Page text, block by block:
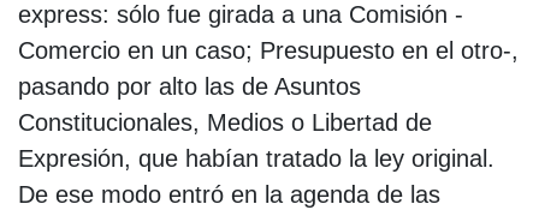
express: sólo fue girada a una Comisión -
Comercio en un caso; Presupuesto en el otro-,
pasando por alto las de Asuntos
Constitucionales, Medios o Libertad de
Expresión, que habían tratado la ley original.
De ese modo entró en la agenda de las